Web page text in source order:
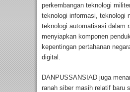
perkembangan teknologi
teknologi informasi, teknologi
teknologi automatisasi dalam
menyiapkan komponen
kepentingan pertahanan
digital.
DANPUSSANSIAD juga
ranah siber masih relatif baru